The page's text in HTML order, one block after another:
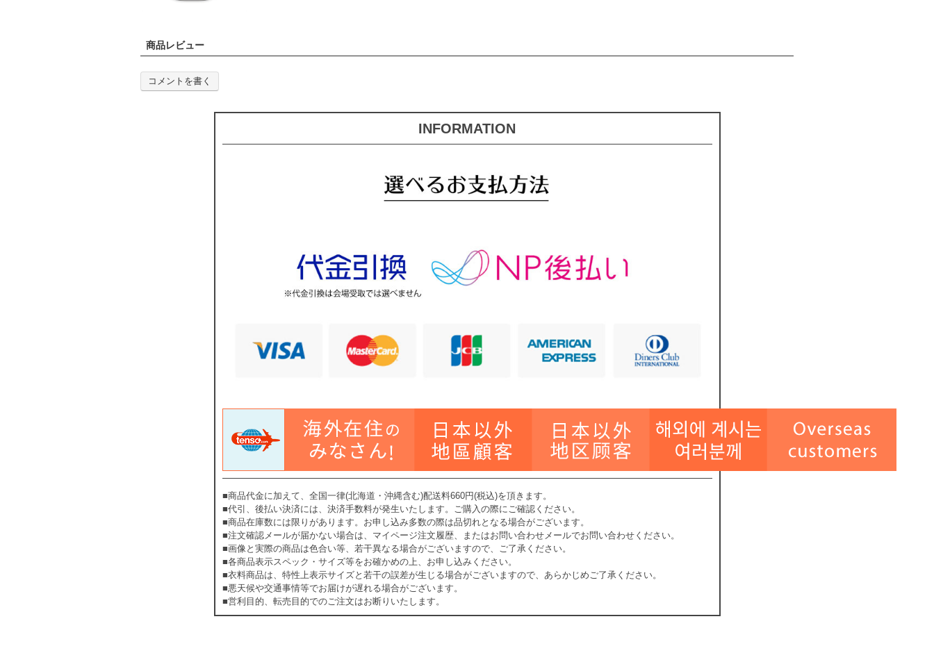
商品レビュー
コメントを書く
INFORMATION
■商品代金に加えて、全国一律(北海道・沖縄含む)配送料660円(税込)を頂きます。
■代引、後払い決済には、決済手数料が発生いたします。ご購入の際にご確認ください。
■商品在庫数には限りがあります。お申し込み多数の際は品切れとなる場合がございます。
■注文確認メールが届かない場合は、マイページ注文履歴、またはお問い合わせメールでお問い合わせください。
■画像と実際の商品は色合い等、若干異なる場合がございますので、ご了承ください。
■各商品表示スペック・サイズ等をお確かめの上、お申し込みください。
■衣料商品は、特性上表示サイズと若干の誤差が生じる場合がございますので、あらかじめご了承ください。
■悪天候や交通事情等でお届けが遅れる場合がございます。
■営利目的、転売目的でのご注文はお断りいたします。